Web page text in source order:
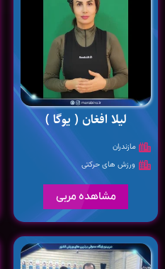
لیلا افغان ( یوگا )
مازندران
ورزش های حرکتی
مشاهده مربی